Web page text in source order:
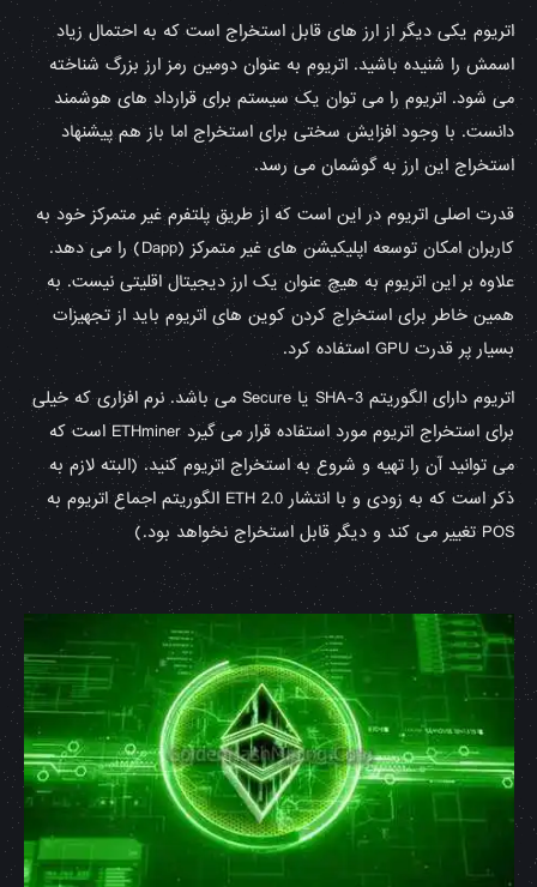
اتریوم یکی دیگر از ارز های قابل استخراج است که به احتمال زیاد
اسمش را شنیده باشید. اتریوم به عنوان دومین رمز ارز بزرگ شناخته
می شود. اتریوم را می توان یک سیستم برای قرارداد های هوشمند
دانست. با وجود افزایش سختی برای استخراج اما باز هم پیشنهاد
استخراج این ارز به گوشمان می رسد.
قدرت اصلی اتریوم در این است که از طریق پلتفرم غیر متمرکز خود به
کاربران امکان توسعه اپلیکیشن های غیر متمرکز (Dapp) را می دهد.
علاوه بر این اتریوم به هیچ عنوان یک ارز دیجیتال اقلیتی نیست. به
همین خاطر برای استخراج کردن کوین های اتریوم باید از تجهیزات
بسیار پر قدرت GPU استفاده کرد.
اتریوم دارای الگوریتم SHA-3 یا Secure می باشد. نرم افزاری که خیلی
برای استخراج اتریوم مورد استفاده قرار می گیرد ETHminer است که
می توانید آن را تهیه و شروع به استخراج اتریوم کنید. (البته لازم به
ذکر است که به زودی و با انتشار ETH 2.0 الگوریتم اجماع اتریوم به
POS تغییر می کند و دیگر قابل استخراج نخواهد بود.)